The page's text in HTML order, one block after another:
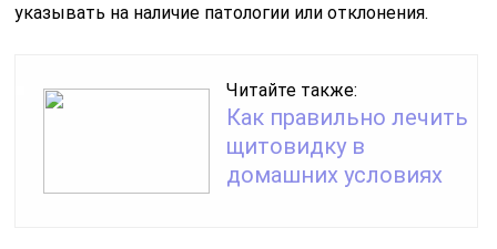
указывать на наличие патологии или отклонения.
Читайте также:
Как правильно лечить
щитовидку в
домашних условиях